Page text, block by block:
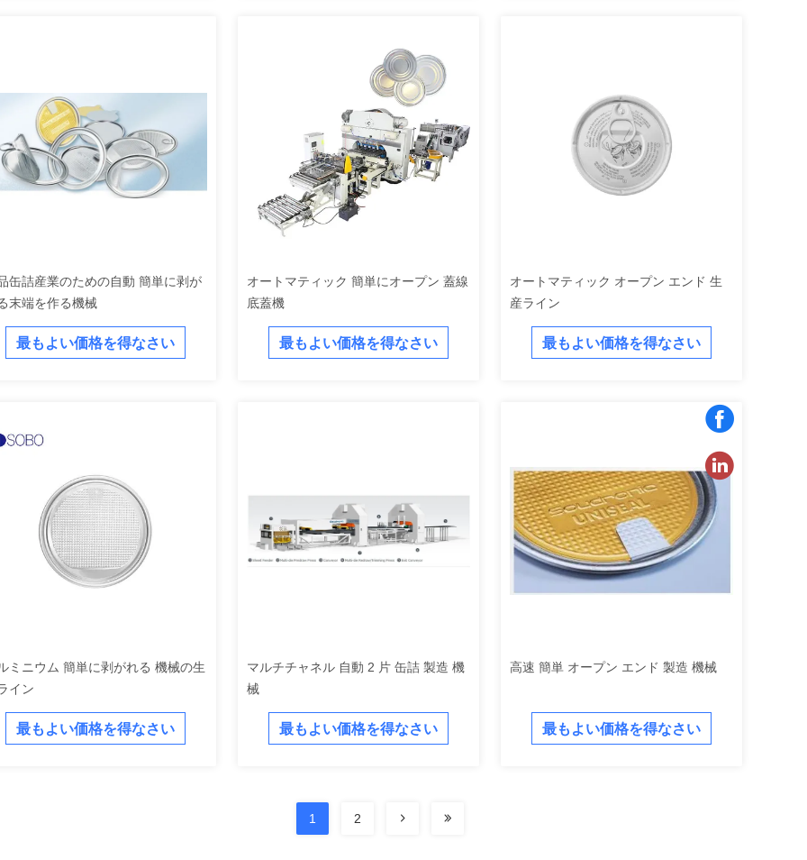
缶詰産業のための自動 簡単に剥が
末端を作る機械
最もよい価格を得なさい
オートマティック 簡単にオープン 蓋線
底蓋機
最もよい価格を得なさい
オートマティック オープン エンド 生
産ライン
最もよい価格を得なさい
ミニウム 簡単に剥がれる 機械の生
イン
最もよい価格を得なさい
マルチチャネル 自動 2 片 缶詰 製造 機
械
最もよい価格を得なさい
高速 簡単 オープン エンド 製造 機械
最もよい価格を得なさい
1 2